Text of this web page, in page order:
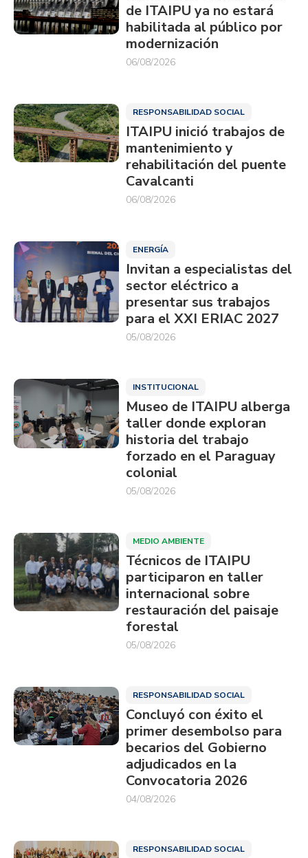
de ITAIPU ya no estará
habilitada al público por
modernización
06/08/2026
RESPONSABILIDAD SOCIAL
ITAIPU inició trabajos de
mantenimiento y
rehabilitación del puente
Cavalcanti
06/08/2026
ENERGÍA
Invitan a especialistas del
sector eléctrico a
presentar sus trabajos
para el XXI ERIAC 2027
05/08/2026
INSTITUCIONAL
Museo de ITAIPU alberga
taller donde exploran
historia del trabajo
forzado en el Paraguay
colonial
05/08/2026
MEDIO AMBIENTE
Técnicos de ITAIPU
participaron en taller
internacional sobre
restauración del paisaje
forestal
05/08/2026
RESPONSABILIDAD SOCIAL
Concluyó con éxito el
primer desembolso para
becarios del Gobierno
adjudicados en la
Convocatoria 2026
04/08/2026
RESPONSABILIDAD SOCIAL